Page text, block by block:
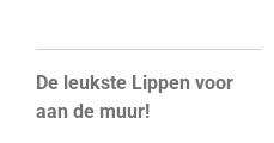
De leukste Lippen voor
aan de muur!